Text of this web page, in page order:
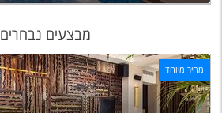
מבצעים נבחרים
מחיר מיוחד